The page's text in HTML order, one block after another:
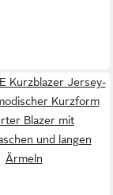
Kurzblazer Jersey-
Kurzform
Blazer mit
und langen
Ärmeln